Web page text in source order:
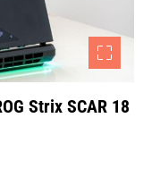
Strix SCAR 18